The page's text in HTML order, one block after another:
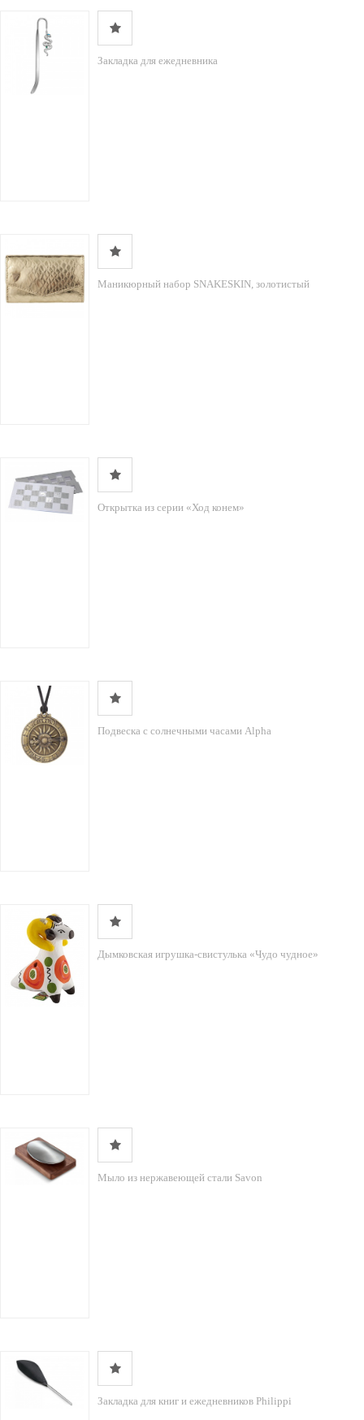
Закладка для ежедневника
Маникюрный набор SNAKESKIN, золотистый
Открытка из серии «Ход конем»
Подвеска c солнечными часами Alpha
Дымковская игрушка-свистулька «Чудо чудное»
Мыло из нержавеющей стали Savon
Закладка для книг и ежедневников Philippi